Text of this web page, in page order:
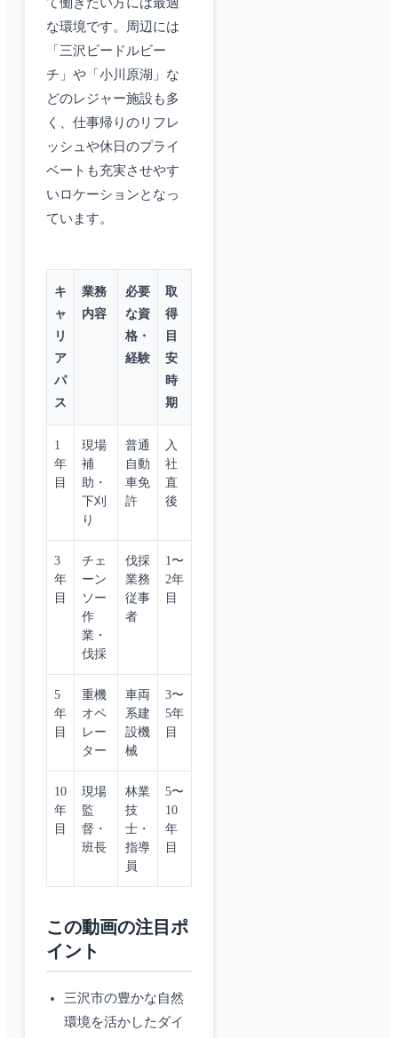
な環境です。周辺には
「三沢ビードルビー
チ」や「小川原湖」な
どのレジャー施設も多
く、仕事帰りのリフレ
ッシュや休日のプライ
ベートも充実させやす
いロケーションとなっ
ています。
キ
ャ
リ
ア
パ
ス
業務
内容
必要
な資
格・
経験
取
得
目
安
時
期
1
年
目
現場
補
助・
下刈
り
普通
自動
車免
許
入
社
直
後
3
年
目
チェ
ーン
ソー
作
業・
伐採
伐採
業務
従事
者
1〜
2年
目
5
年
目
重機
オペ
レー
ター
車両
系建
設機
械
3〜
5年
目
10
年
目
現場
監
督・
班長
林業
技
士・
指導
員
5〜
10
年
目
この動画の注目ポ
イント
三沢市の豊かな自然
環境を活かしたダイ